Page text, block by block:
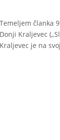
Temeljem članka
Donji Kraljevec
Kraljevec je na